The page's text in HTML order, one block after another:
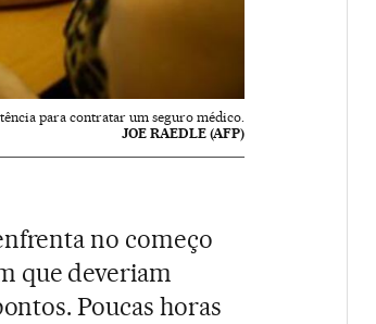
para contratar um seguro médico.
JOE RAEDLE (AFP)
no começo
que deveriam
Poucas horas